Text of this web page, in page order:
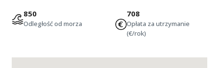
850
Odległość od morza
708
Opłata za utrzymanie
(€/rok)